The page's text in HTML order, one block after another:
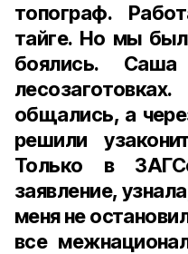
топограф.
тайге. Но мы
боялись.
общались, а
решили
Только в
заявление,
меня не
все